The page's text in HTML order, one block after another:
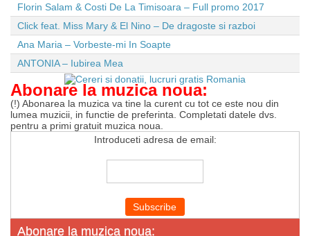
Florin Salam & Costi De La Timisoara – Full promo 2017
Click feat. Miss Mary & El Nino – De dragoste si razboi
Ana Maria – Vorbeste-mi In Soapte
ANTONIA – Iubirea Mea
Abonare la muzica noua:
(!) Abonarea la muzica va tine la curent cu tot ce este nou din
lumea muzicii, in functie de preferinta. Completati datele dvs.
pentru a primi gratuit muzica noua.
Introduceti adresa de email:
Abonare la muzica noua: